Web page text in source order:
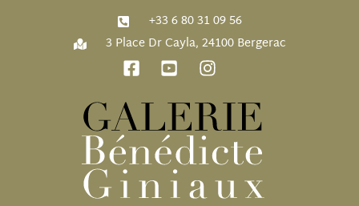
‭+33 6 80 31 09 56‬
3 Place Dr Cayla, 24100 Bergerac